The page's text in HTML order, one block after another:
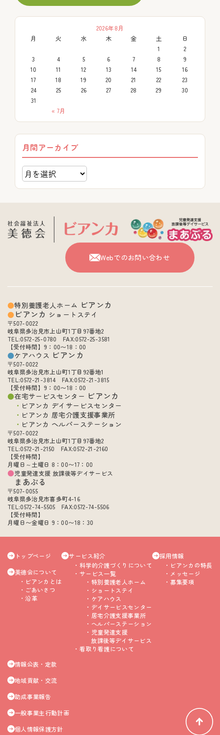
2026年8月
月
火 水 木 金 土 日
« 7月
1
2
3
4 5 6 7 8
9
10
11 12 13 14 15
16
17
18 19 20 21 22
23
24
25 26 27 28 29
30
31
月間アーカイブ
Webでのお問い合わせ
特別養護老人ホーム ビアンカ
ビアンカ ショートステイ
〒507-0022
岐阜県多治見市上山町1丁目97番地2
TEL:0572-25-0780 FAX:0572-25-3581
【受付時間】9：00〜18：00
ケアハウス ビアンカ
〒507-0022
岐阜県多治見市上山町1丁目92番地1
TEL:0572-21-3814 FAX:0572-21-3815
【受付時間】9：00〜18：00
在宅サービスセンター ビアンカ
ビアンカ デイサービスセンター
ビアンカ 居宅介護支援事業所
ビアンカ ヘルパーステーション
〒507-0022
岐阜県多治見市上山町1丁目97番地2
TEL:0572-21-2150 FAX:0572-21-2160
【受付時間】
月曜日～土曜日 8：00〜17：00
児童発達支援 放課後等デイサービス
まあぶる
〒507-0055
岐阜県多治見市喜多町4-16
TEL:0572-74-5505 FAX:0572-74-5506
【受付時間】
月曜日〜金曜日 9：00〜18：30
トップページ
美徳会について
ビアンカとは
ごあいさつ
沿革
サービス紹介
科学的介護づくりについて
サービス一覧
特別養護老人ホーム
ショートステイ
ケアハウス
デイサービスセンター
居宅介護支援事業所
ヘルパーステーション
児童発達支援
放課後等デイサービス
看取り看護について
採用情報
ビアンカの特長
メッセージ
募集要項
情報公表・定款
地域貢献・交流
助成事業報告
一般事業主行動計画
個人情報保護方針